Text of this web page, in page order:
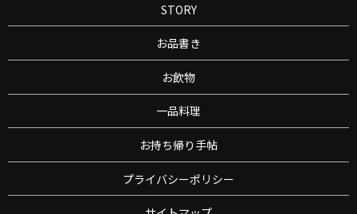
STORY
お品書き
お飲物
一品料理
お持ち帰り手帖
プライバシーポリシー